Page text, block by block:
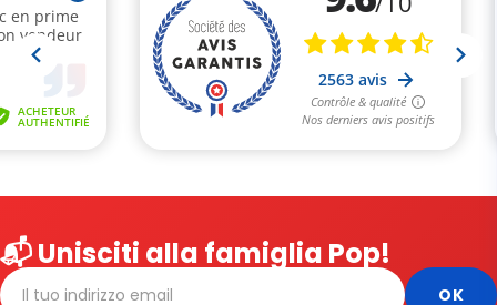
📬 Unisciti alla famiglia Pop!